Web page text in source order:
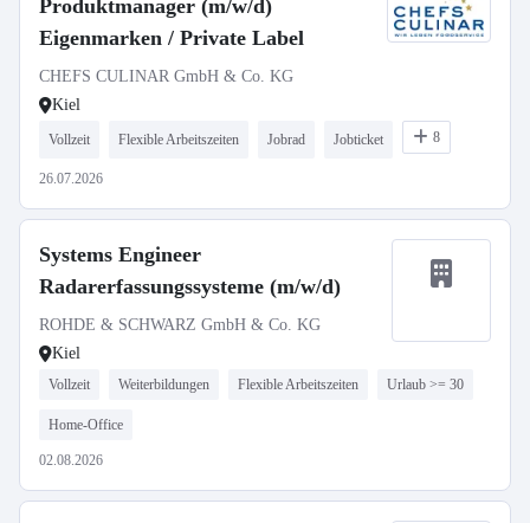
Produktmanager (m/w/d)
Eigenmarken / Private Label
CHEFS CULINAR GmbH & Co. KG
Kiel
Vollzeit Flexible Arbeitszeiten Jobrad Jobticket 8
26.07.2026
Systems Engineer
Radarerfassungssysteme (m/w/d)
ROHDE & SCHWARZ GmbH & Co. KG
Kiel
Vollzeit Weiterbildungen Flexible Arbeitszeiten Urlaub >= 30
Home-Office
02.08.2026